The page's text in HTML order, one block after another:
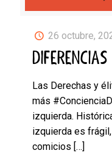
26 octubre,
DIFERENCIAS
Las Derechas y
más
izquierda.
izquierda es
comicios […]